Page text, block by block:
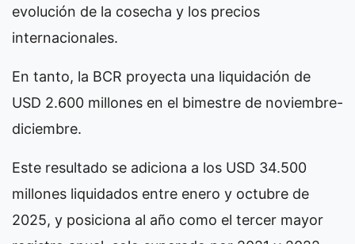
evolución de la cosecha y los precios
internacionales.
En tanto, la BCR proyecta una liquidación de
USD 2.600 millones en el bimestre de noviembre-
diciembre.
Este resultado se adiciona a los USD 34.500
millones liquidados entre enero y octubre de
2025, y posiciona al año como el tercer mayor